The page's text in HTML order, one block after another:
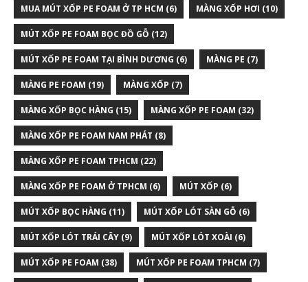
MUA MÚT XỐP PE FOAM Ở TP HCM (6) MÀNG XỐP HƠI (10)
MÚT XỐP PE FOAM BỌC ĐỒ GỖ (12)
MÚT XỐP PE FOAM TẠI BÌNH DƯƠNG (6) MÀNG PE (7)
MÀNG PE FOAM (19) MÀNG XỐP (7)
MÀNG XỐP BỌC HÀNG (15) MÀNG XỐP PE FOAM (32)
MÀNG XỐP PE FOAM NAM PHÁT (8)
MÀNG XỐP PE FOAM TPHCM (22)
MÀNG XỐP PE FOAM Ở TPHCM (6) MÚT XỐP (6)
MÚT XỐP BỌC HÀNG (11) MÚT XỐP LÓT SÀN GỖ (6)
MÚT XỐP LÓT TRÁI CÂY (9) MÚT XỐP LÓT XOÀI (6)
MÚT XỐP PE FOAM (38) MÚT XỐP PE FOAM TPHCM (7)